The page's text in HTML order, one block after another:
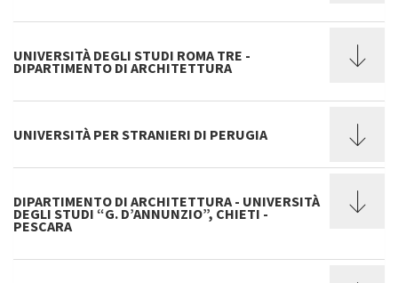
UNIVERSITÀ DEGLI STUDI ROMA TRE -
DIPARTIMENTO DI ARCHITETTURA
UNIVERSITÀ PER STRANIERI DI PERUGIA
DIPARTIMENTO DI ARCHITETTURA - UNIVERSITÀ
DEGLI STUDI “G. D’ANNUNZIO”, CHIETI -
PESCARA